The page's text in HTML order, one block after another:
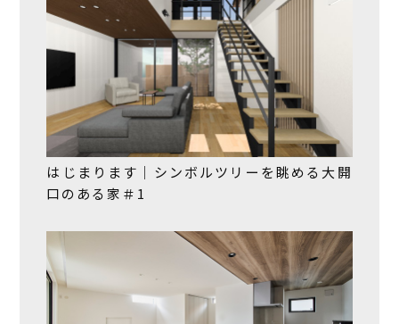
はじまります｜シンボルツリーを眺める大開
口のある家＃1